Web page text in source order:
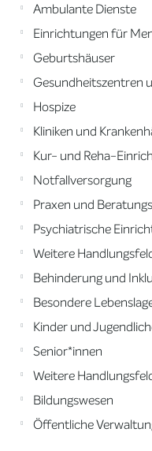
Ambulante Dienste
Einrichtungen für
Geburtshäuser
Gesundheitszentren
Hospize
Kliniken und
Kur- und Reha-
Notfallversorgung
Praxen und
Psychiatrische
Weitere
Behinderung und
Besondere
Kinder und
Senior*innen
Weitere
Bildungswesen
Öffentliche